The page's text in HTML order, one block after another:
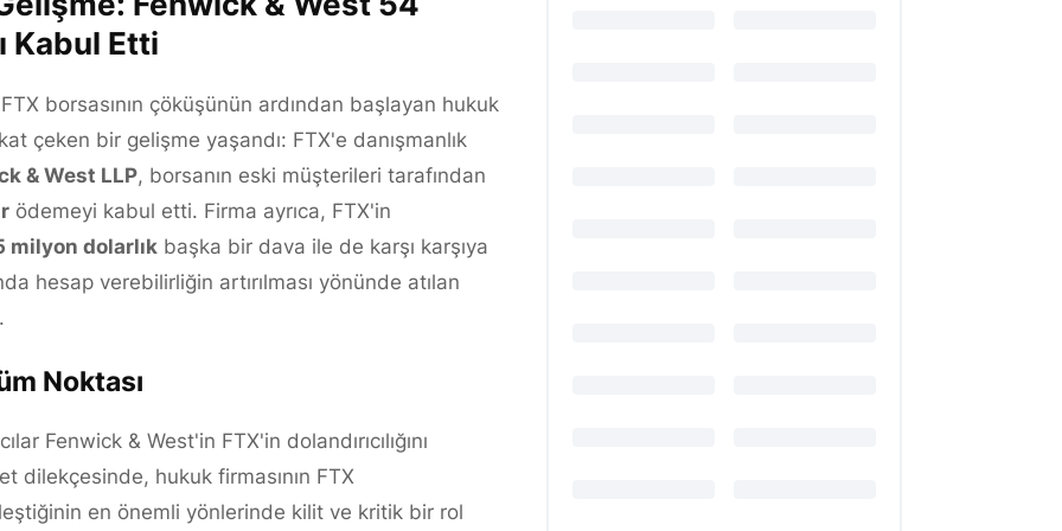
Kabul Etti
borsasının çöküşünün ardından başlayan hukuk
çeken bir gelişme yaşandı: FTX'e danışmanlık
& West LLP, borsanın eski müşterileri tarafından
ödemeyi kabul etti. Firma ayrıca, FTX'in
milyon dolarlıkbaşka bir dava ile de karşı karşıya
hesap verebilirliğin artırılması yönünde atılan
Noktası
Fenwick & West'in FTX'in dolandırıcılığını
dilekçesinde, hukuk firmasının FTX
en önemli yönlerinde kilit ve kritik bir rol